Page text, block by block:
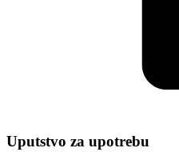
Uputstvo za upotrebu